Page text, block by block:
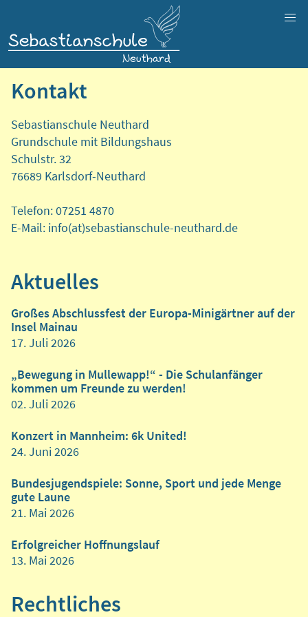
Kontakt
Sebastianschule Neuthard
Grundschule mit Bildungshaus
Schulstr. 32
76689 Karlsdorf-Neuthard
Telefon: 07251 4870
E-Mail: info(at)sebastianschule-neuthard.de
Aktuelles
Großes Abschlussfest der Europa-Minigärtner auf der
Insel Mainau
17. Juli 2026
„Bewegung in Mullewapp!“ - Die Schulanfänger
kommen um Freunde zu werden!
02. Juli 2026
Konzert in Mannheim: 6k United!
24. Juni 2026
Bundesjugendspiele: Sonne, Sport und jede Menge
gute Laune
21. Mai 2026
Erfolgreicher Hoffnungslauf
13. Mai 2026
Rechtliches